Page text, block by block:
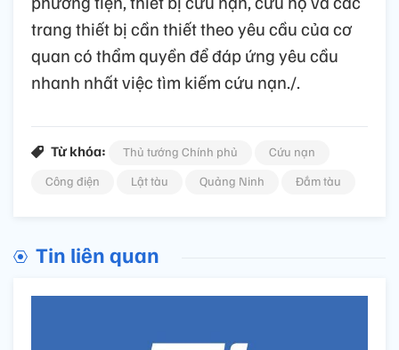
trang thiết bị cần thiết theo yêu cầu của cơ
quan có thẩm quyền để đáp ứng yêu cầu
nhanh nhất việc tìm kiếm cứu nạn./.
Từ khóa: Thủ tướng Chính phủ
Cứu nạn
Công điện
Lật tàu Quảng Ninh Đắm tàu
Tin liên quan